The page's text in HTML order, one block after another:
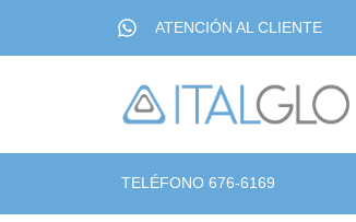
ATENCIÓN AL CLIENTE
TELÉFONO 676-6169